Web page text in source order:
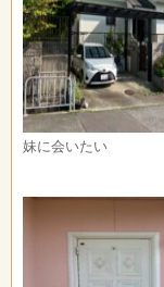
妹に会いたい